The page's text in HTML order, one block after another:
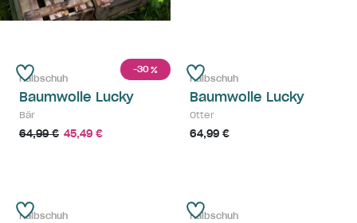
-30%
Halbschuh
Baumwolle Lucky
Bär
64,99 € 45,49 €
Halbschuh
Baumwolle Lucky
Otter
64,99 €
Halbschuh Halbschuh